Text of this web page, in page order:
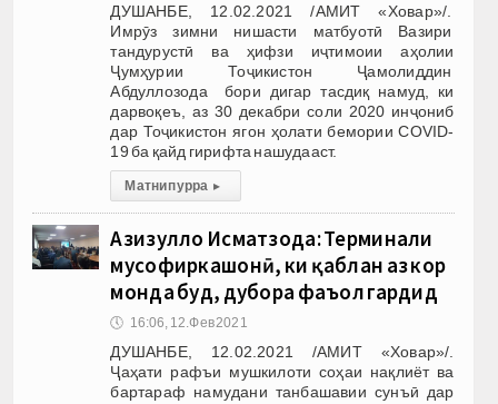
ДУШАНБЕ, 12.02.2021 /АМИТ «Ховар»/.
Имрӯз зимни нишасти матбуотӣ Вазири
тандурустӣ ва ҳифзи иҷтимоии аҳолии
Ҷумҳурии Тоҷикистон Ҷамолиддин
Абдуллозода бори дигар тасдиқ намуд, ки
дарвоқеъ, аз 30 декабри соли 2020 инҷониб
дар Тоҷикистон ягон ҳолати бемории COVID-
19 ба қайд гирифта нашудааст.
Матни пурра ▸
Азизулло Исматзода: Терминали
мусофиркашонӣ, ки қаблан аз кор
монда буд, дубора фаъол гардид
🕔 16:06, 12.Фев 2021
ДУШАНБЕ, 12.02.2021 /АМИТ «Ховар»/.
Ҷаҳати рафъи мушкилоти соҳаи нақлиёт ва
бартараф намудани танбашавии сунъӣ дар